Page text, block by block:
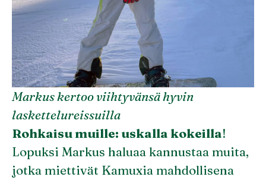
Markus kertoo viihtyvänsä hyvin
laskettelureissuilla
Rohkaisu muille: uskalla kokeilla!
Lopuksi Markus haluaa kannustaa muita,
jotka miettivät Kamuxia mahdollisena